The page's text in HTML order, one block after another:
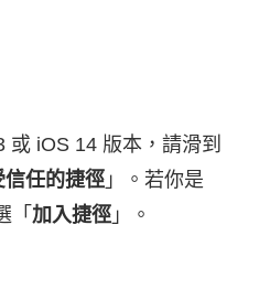
iOS 14 版本，請滑到
信任的捷徑 」。若你是
「 加入捷徑 」。